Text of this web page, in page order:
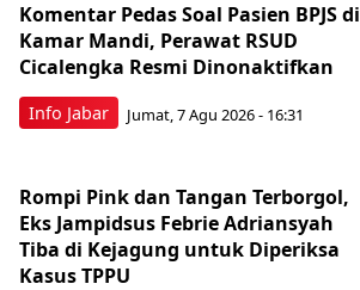
Info Jabar
Komentar Pedas Soal Pasien BPJS di
Kamar Mandi, Perawat RSUD
Cicalengka Resmi Dinonaktifkan
Jumat, 7 Agu 2026 - 16:31
Rompi Pink dan Tangan Terborgol,
Eks Jampidsus Febrie Adriansyah
Tiba di Kejagung untuk Diperiksa
Kasus TPPU